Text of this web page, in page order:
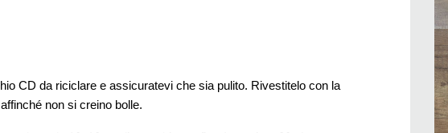
CD da riciclare e assicuratevi che sia pulito. Rivestitelo con la
non si creino bolle.